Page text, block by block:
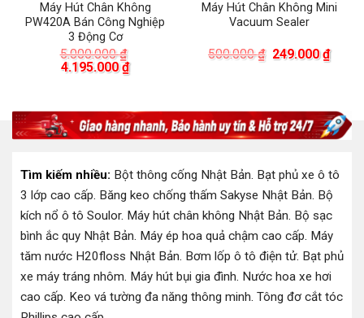
Máy Hút Chân Không
PW420A Bán Công Nghiệp
3 Động Cơ
5.000.000₫
Giá
4.195.000₫Giá
hiện
4.195.000 ₫.
Máy Hút Chân Không Mini
Vacuum Sealer
500.000₫ Giá
249.000₫Giá
hiện
Tìm kiếm nhiều: Bột thông cống Nhật Bản. Bạt phủ xe ô tô
3 lớp cao cấp. Băng keo chống thấm Sakyse Nhật Bản. Bộ
kích nổ ô tô Soulor. Máy hút chân không Nhật Bản. Bộ sạc
bình ắc quy Nhật Bản. Máy ép hoa quả chậm cao cấp. Máy
tăm nước H20floss Nhật Bản. Bơm lốp ô tô điện tử. Bạt phủ
xe máy tráng nhôm. Máy hút bụi gia đình. Nước hoa xe hơi
cao cấp. Keo vá tường đa năng thông minh. Tông đơ cắt tóc